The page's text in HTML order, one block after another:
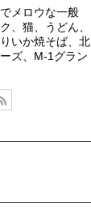
メロウな一般
、猫、うどん、
いか焼そば、北
ズ、M-1グラン